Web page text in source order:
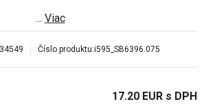
... Viac
Číslo produktu:i595_SB6396.075
17.20 EUR s DPH